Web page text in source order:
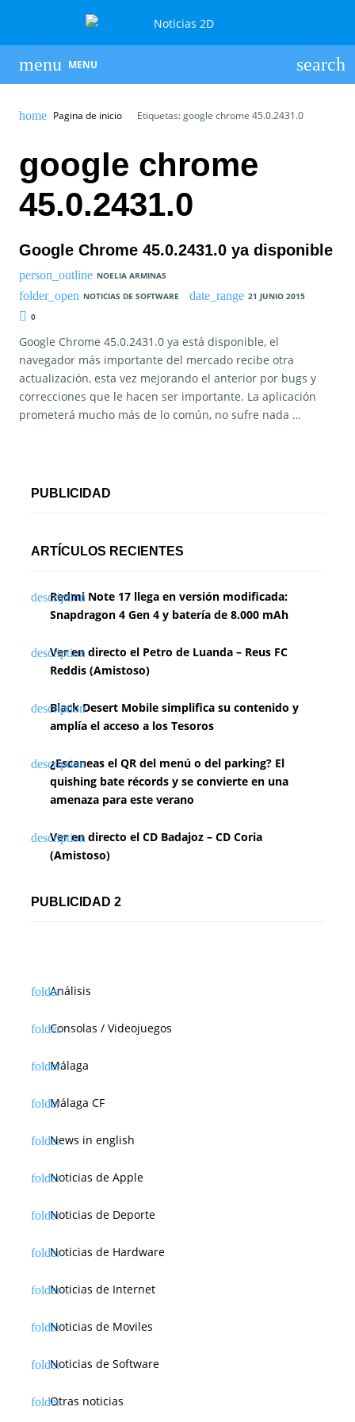
MENU
Pagina de inicio Etiquetas: google chrome 45.0.2431.0
google chrome
45.0.2431.0
Google Chrome 45.0.2431.0 ya disponible
NOELIA ARMINAS
NOTICIAS DE SOFTWARE
21 JUNIO 2015
0
Google Chrome 45.0.2431.0 ya está disponible, el
navegador más importante del mercado recibe otra
actualización, esta vez mejorando el anterior por bugs y
correcciones que le hacen ser importante. La aplicación
prometerá mucho más de lo común, no sufre nada …
PUBLICIDAD
ARTÍCULOS RECIENTES
Redmi Note 17 llega en versión modificada:
Snapdragon 4 Gen 4 y batería de 8.000 mAh
Ver en directo el Petro de Luanda – Reus FC
Reddis (Amistoso)
Black Desert Mobile simplifica su contenido y
amplía el acceso a los Tesoros
¿Escaneas el QR del menú o del parking? El
quishing bate récords y se convierte en una
amenaza para este verano
Ver en directo el CD Badajoz – CD Coria
(Amistoso)
PUBLICIDAD 2
Análisis
Consolas / Videojuegos
Málaga
Málaga CF
News in english
Noticias de Apple
Noticias de Deporte
Noticias de Hardware
Noticias de Internet
Noticias de Moviles
Noticias de Software
Otras noticias